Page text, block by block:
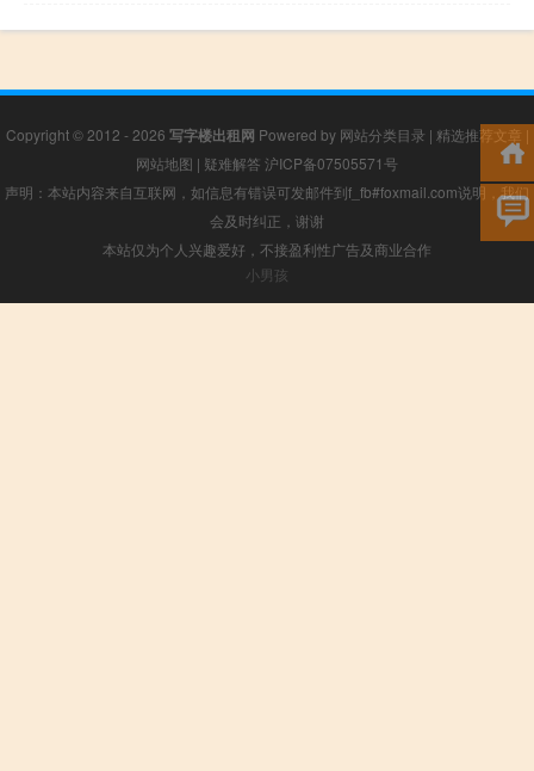
Copyright © 2012 - 2026 写字楼出租网 Powered by 网站分类目录 | 精选推荐文章 |
网站地图 | 疑难解答 沪ICP备07505571号
声明：本站内容来自互联网，如信息有错误可发邮件到f_fb#foxmail.com说明，我们
会及时纠正，谢谢
本站仅为个人兴趣爱好，不接盈利性广告及商业合作
小男孩